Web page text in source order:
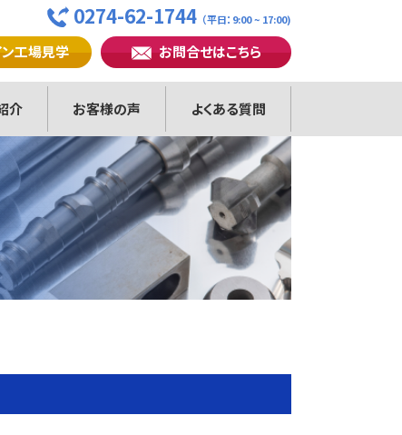
介 お客様の声 よくある質問
0274-62-1744 （平日：9:00 ~ 17:00)
ン工場見学 お問合せはこちら